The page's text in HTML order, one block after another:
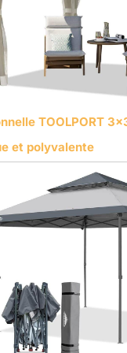
TOOLPORT
et polyvalente